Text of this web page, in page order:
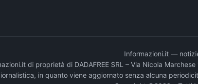
Informazioni.it —
di proprietà di DADAFREE SRL – Via Nicola
in quanto viene aggiornato senza alcuna